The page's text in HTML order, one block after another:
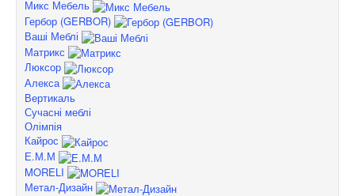
Микс Мебель
Гербор (GERBOR)
Ваші Меблі
Матрикс
Люксор
Алекса
Вертикаль
Сучасні меблі
Олімпія
Кайрос
Е.М.М
MORELI
Метал-Дизайн